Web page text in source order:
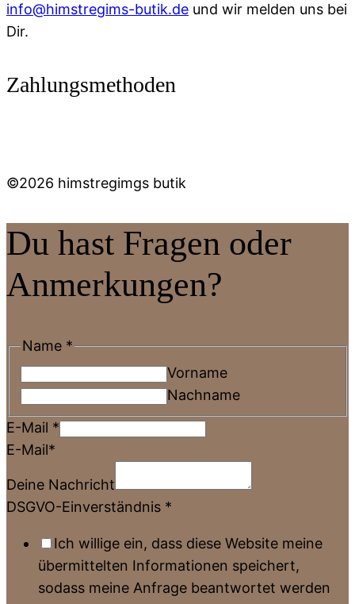
info@himstregims-butik.de und wir melden uns bei
Dir.
Zahlungsmethoden
©2026 himstregimgs butik
Du hast Fragen oder
Anmerkungen?
Name *
Vorname
Nachname
E-Mail *
E-Mail*
Deine Nachricht
DSGVO-Einverständnis *
Ich willige ein, dass diese Website meine
übermittelten Informationen speichert,
sodass meine Anfrage beantwortet werden